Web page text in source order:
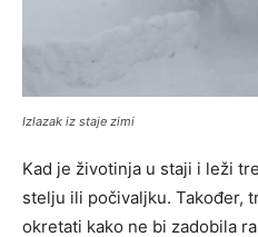
Izlazak iz staje zimi
Kad je životinja u staji i leži
stelju ili počivaljku. Također,
okretati kako ne bi zadobila